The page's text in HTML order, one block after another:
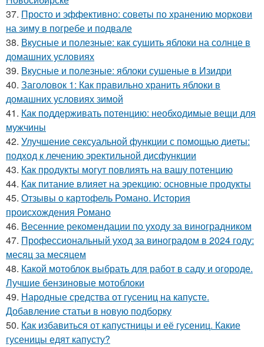
37. Просто и эффективно: советы по хранению моркови
на зиму в погребе и подвале
38. Вкусные и полезные: как сушить яблоки на солнце в
домашних условиях
39. Вкусные и полезные: яблоки сушеные в Изидри
40. Заголовок 1: Как правильно хранить яблоки в
домашних условиях зимой
41. Как поддерживать потенцию: необходимые вещи для
мужчины
42. Улучшение сексуальной функции с помощью диеты:
подход к лечению эректильной дисфункции
43. Как продукты могут повлиять на вашу потенцию
44. Как питание влияет на эрекцию: основные продукты
45. Отзывы о картофель Романо. История
происхождения Романо
46. Весенние рекомендации по уходу за виноградником
47. Профессиональный уход за виноградом в 2024 году:
месяц за месяцем
48. Какой мотоблок выбрать для работ в саду и огороде.
Лучшие бензиновые мотоблоки
49. Народные средства от гусениц на капусте.
Добавление статьи в новую подборку
50. Как избавиться от капустницы и её гусениц. Какие
гусеницы едят капусту?